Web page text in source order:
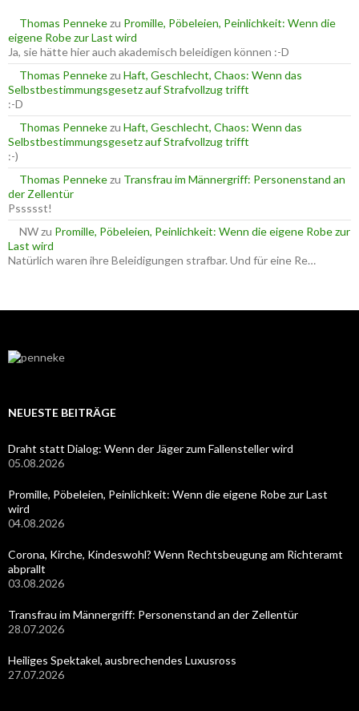
c
h
:
Thomas Pennekezu Promille, Pöbeleien, Peinlichkeit: Wenn die
eigene Robe zur Last wird
Ja, sie hätte hier auch akademisch beleidigen können :-D
Thomas Pennekezu Haft, Geschlecht, Chaos: Wenn das
Selbstbestimmungsgesetz auf Strafvollzug trifft
:-D
Thomas Pennekezu Haft, Geschlecht, Chaos: Wenn das
Selbstbestimmungsgesetz auf Strafvollzug trifft
:-)
Thomas Pennekezu Transfrau im Männergriff: Personenstand an
der Zellentür
Pssssst!
NWzu Promille, Pöbeleien, Peinlichkeit: Wenn die eigene Robe zur
Last wird
Natürlich waren ihre Beleidigungen strafbar. Und für eine Re…
NEUESTE BEITRÄGE
Draht statt Dialog: Wenn der Jäger zum Fallensteller wird
05.08.2026
Promille, Pöbeleien, Peinlichkeit: Wenn die eigene Robe zur Last
wird
04.08.2026
Corona, Kirche, Kindeswohl? Wenn Rechtsbeugung am Richteramt
abprallt
03.08.2026
Transfrau im Männergriff: Personenstand an der Zellentür
28.07.2026
Heiliges Spektakel, ausbrechendes Luxusross
27.07.2026